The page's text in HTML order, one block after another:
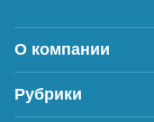
О компании
Рубрики